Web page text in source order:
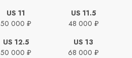
US 11
50 000 ₽
US 11.5
48 000 ₽
US 12.5
50 000 ₽
US 13
68 000 ₽